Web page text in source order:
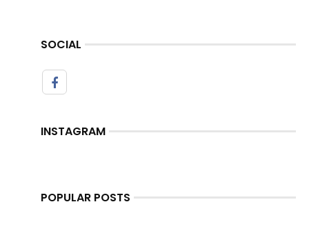
SOCIAL
INSTAGRAM
POPULAR POSTS